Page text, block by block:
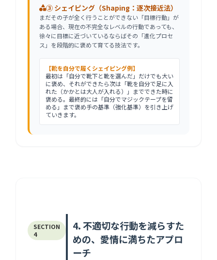
③ シェイピング（Shaping：逐次接近法）
まだその子が全く行うことができない「目標行動」が
ある場合、現在の不完全なレベルの行動であっても、
徐々に目標に近づいているならばその「進化プロセ
ス」を段階的に褒めて育てる技法です。
【靴を自分で履くシェイピング例】
最初は「自分で靴下と靴を選んだ」だけでも大い
に褒め、それができたら次は「靴を自分で足に入
れた（かかとは大人が入れる）」までできた時に
褒める。最終的には「自分でマジックテープを留
める」まで褒め手の基準（強化基準）を引き上げ
ていきます。
SECTION
4
4. 不適切な行動を減らすた
めの、愛情に満ちたアプロ
ーチ